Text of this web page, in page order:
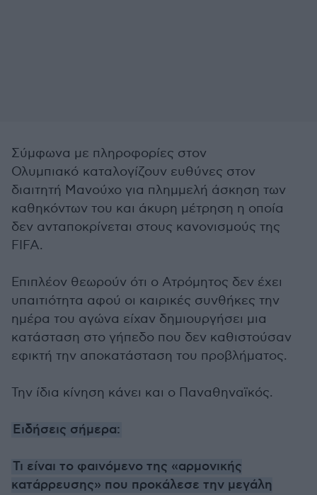
Σύμφωνα με πληροφορίες στον
Ολυμπιακό καταλογίζουν ευθύνες στον
διαιτητή Μανούχο για πλημμελή άσκηση των
καθηκόντων του και άκυρη μέτρηση η οποία
δεν ανταποκρίνεται στους κανονισμούς της
FIFA.
Επιπλέον θεωρούν ότι ο Ατρόμητος δεν έχει
υπαιτιότητα αφού οι καιρικές συνθήκες την
ημέρα του αγώνα είχαν δημιουργήσει μια
κατάσταση στο γήπεδο που δεν καθιστούσαν
εφικτή την αποκατάσταση του προβλήματος.
Την ίδια κίνηση κάνει και ο Παναθηναϊκός.
Ειδήσεις σήμερα:
Τι είναι το φαινόμενο της «αρμονικής
κατάρρευσης» που προκάλεσε την μεγάλη